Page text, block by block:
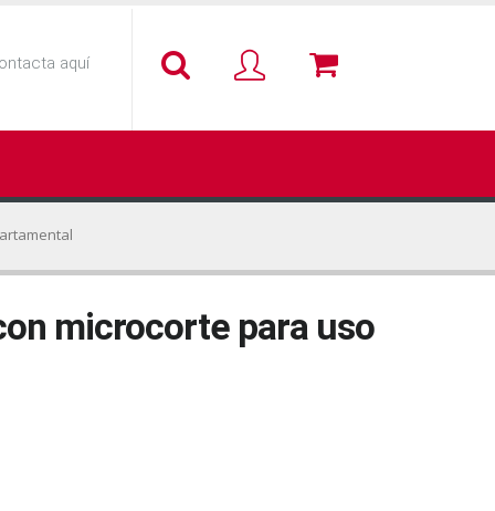
aquí
microcorte para uso